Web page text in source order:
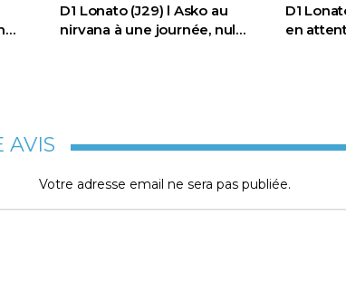
D1 Lonato (J29) l Asko au
nirvana à une journée, nul…
D1
en
AVIS
Votre adresse email ne sera pas publiée.